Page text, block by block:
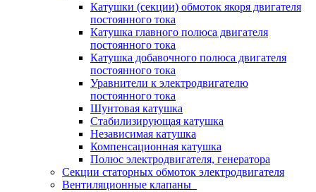
Катушки (секции) обмоток якоря двигателя
постоянного тока
Катушка главного полюса двигателя
постоянного тока
Катушка добавочного полюса двигателя
постоянного тока
Уравнители к электродвигателю
постоянного тока
Шунтовая катушка
Стабилизирующая катушка
Независимая катушка
Компенсационная катушка
Полюс электродвигателя, генератора
Секции статорных обмоток электродвигателя
Вентиляционные клапаны